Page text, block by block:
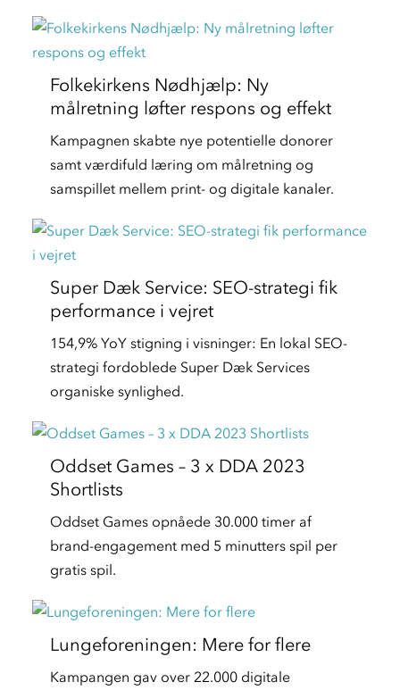
Folkekirkens Nødhjælp: Ny
målretning løfter respons og effekt
Kampagnen skabte nye potentielle donorer
samt værdifuld læring om målretning og
samspillet mellem print- og digitale kanaler.
Super Dæk Service: SEO-strategi fik
performance i vejret
154,9% YoY stigning i visninger: En lokal SEO-
strategi fordoblede Super Dæk Services
organiske synlighed.
Oddset Games – 3 x DDA 2023
Shortlists
Oddset Games opnåede 30.000 timer af
brand-engagement med 5 minutters spil per
gratis spil.
Lungeforeningen: Mere for flere
Kampangen gav over 22.000 digitale